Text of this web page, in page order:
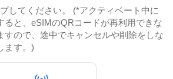
してください。 (*アクティベート中に
ると、eSIMのQRコードが再利用できな
すので、途中でキャンセルや削除をしな
ます。)